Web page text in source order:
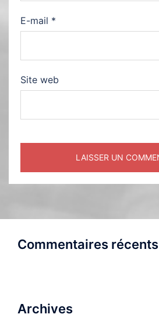
E-mail *
Site web
Commentaires récents
Archives